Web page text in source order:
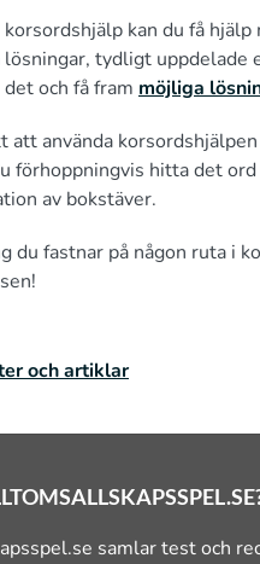
korsordshjälp kan du få
tydligt uppdelade
och få fram möjliga
att använda
förhoppningvis hitta det
av bokstäver.
du fastnar på någon ruta i
och artiklar
samlar test och